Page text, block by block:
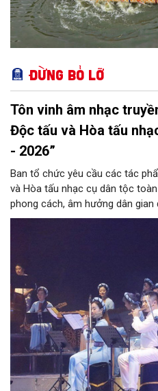
Đừng bỏ lỡ
Tôn vinh âm nhạc
Độc tấu và Hòa tấu
- 2026”
Ban tổ chức yêu cầu các tác
và Hòa tấu nhạc cụ dân tộc
phong cách, âm hưởng dân
phối khí mới trên nền tảng làn
Nam, đồng thời phải được trình